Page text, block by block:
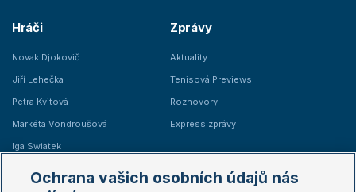
Hráči
Novak Djokovič
Jiří Lehečka
Petra Kvitová
Markéta Vondroušová
Iga Swiatek
Zprávy
Aktuality
Tenisová Previews
Rozhovory
Express zprávy
Ochrana vašich osobních údajů nás